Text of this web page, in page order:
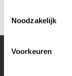
Noodzakelijk
Voorkeuren